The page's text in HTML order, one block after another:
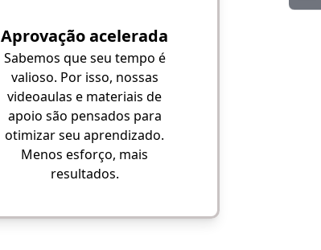
Aprovação acelerada
Sabemos que seu tempo é
valioso. Por isso, nossas
videoaulas e materiais de
apoio são pensados para
otimizar seu aprendizado.
Menos esforço, mais
resultados.